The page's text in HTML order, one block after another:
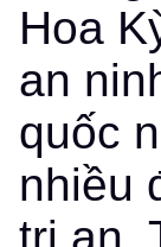
Hoa
an
quốc
nhiều